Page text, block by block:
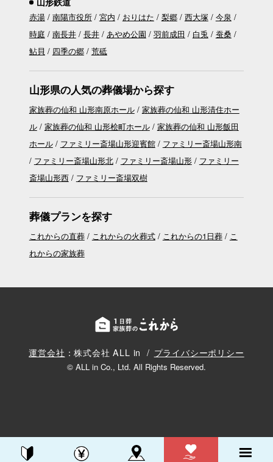
赤湯 南陽市役所 宮内 おりはた 梨郷 西大塚
今泉
時庭
南長井 長井 あやめ公園 羽前成田 白兎
蚕桑
鮎貝
四季の郷 荒砥
山形県の人気の葬儀場から探す
家族葬の仙和 山形南原ホール
家族葬の仙和 山形清住ホー
ル
家族葬の仙和 山形桧町ホール
家族葬の仙和 山形飯田
ホール
ファミリー斎場山形迎賓館
ファミリー斎場山形南
ファミリー斎場山形北
ファミリー斎場山形
ファミリー
斎場山形西
ファミリー斎場双樹
葬儀プランを探す
これからの直葬 これからの火葬式 これからの1日葬
こ
れからの家族葬
運営会社 ：株式会社 ALL in プライバシーポリシー
© ALL in Co., Ltd. All Rights Reserved.